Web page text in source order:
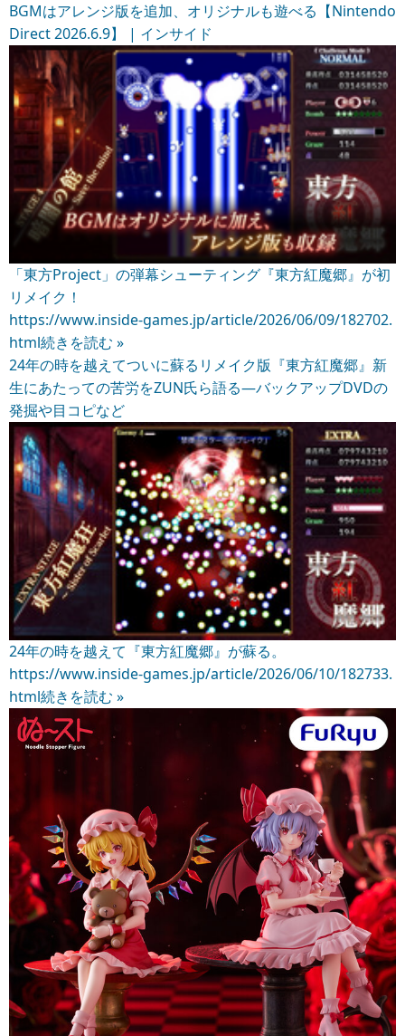
BGMはアレンジ版を追加、オリジナルも遊べる【Nintendo
Direct 2026.6.9】 | インサイド
「東方Project」の弾幕シューティング『東方紅魔郷』が初
リメイク！
https://www.inside-games.jp/article/2026/06/09/182702.
html続きを読む »
24年の時を越えてついに蘇るリメイク版『東方紅魔郷』新
生にあたっての苦労をZUN氏ら語る―バックアップDVDの
発掘や目コピなど
24年の時を越えて『東方紅魔郷』が蘇る。
https://www.inside-games.jp/article/2026/06/10/182733.
html続きを読む »